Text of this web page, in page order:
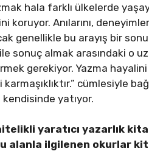
hala farklı ülkelerde
koruyor. Anılarını,
genellikle bu arayış bir
sonuç almak arasındaki o
gerekiyor. Yazma
cümlesiyle
yatıyor.
yaratıcı yazarlık
alanla ilgilenen okurlar